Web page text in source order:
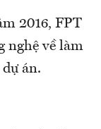
2016, FPT
nghệ về làm
án.